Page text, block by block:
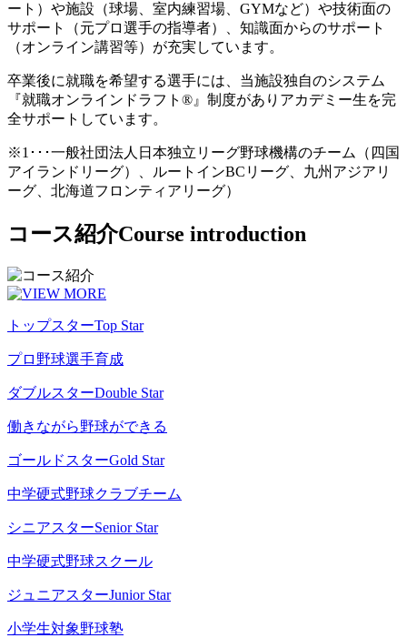
ート）や施設（球場、室内練習場、GYMなど）や技術面の
サポート（元プロ選手の指導者）、知識面からのサポート
（オンライン講習等）が充実しています。
卒業後に就職を希望する選手には、当施設独自のシステム
『就職オンラインドラフト®』制度がありアカデミー生を完
全サポートしています。
※1･･･一般社団法人日本独立リーグ野球機構のチーム（四国
アイランドリーグ）、ルートインBCリーグ、九州アジアリ
ーグ、北海道フロンティアリーグ）
コース紹介Course introduction
トップスターTop Star
プロ野球選手育成
ダブルスターDouble Star
働きながら野球ができる
ゴールドスターGold Star
中学硬式野球クラブチーム
シニアスターSenior Star
中学硬式野球スクール
ジュニアスターJunior Star
小学生対象野球塾